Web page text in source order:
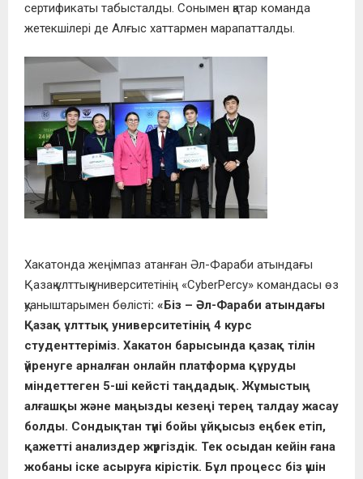
сертификаты табысталды. Сонымен қатар команда
жетекшілері де Алғыс хаттармен марапатталды.
Хакатонда жеңімпаз атанған Әл-Фараби атындағы
Қазақ ұлттық университетінің «CyberPercy» командасы өз
қуаныштарымен бөлісті: «Біз – Әл-Фараби атындағы
Қазақ ұлттық университетінің 4 курс
студенттеріміз. Хакатон барысында қазақ тілін
үйренуге арналған онлайн платформа құруды
міндеттеген 5-ші кейсті таңдадық. Жұмыстың
алғашқы және маңызды кезеңі терең талдау жасау
болды. Сондықтан түні бойы ұйқысыз еңбек етіп,
қажетті анализдер жүргіздік. Тек осыдан кейін ғана
жобаны іске асыруға кірістік. Бұл процесс біз үшін